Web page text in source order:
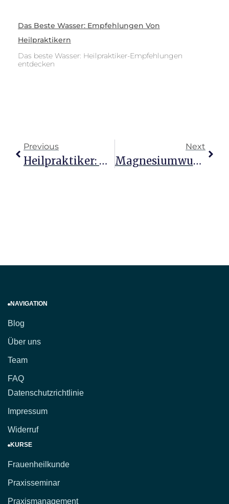
Das Beste Wasser: Empfehlungen Von
Heilpraktikern
Das beste Wasser: Heilpraktiker-Empfehlungen
entdecken
Previous
Heilpraktiker: Berufung Mit Herzensvergütung Entdecken
Next
Magnesiumwunder: Empfehlungen Von Heilpraktikern Entdecken
NAVIGATION
Blog
Über uns
Team
FAQ
Datenschutzrichtlinie
Impressum
Widerruf
KURSE
Frauenheilkunde
Praxisseminar
Praxismanagement